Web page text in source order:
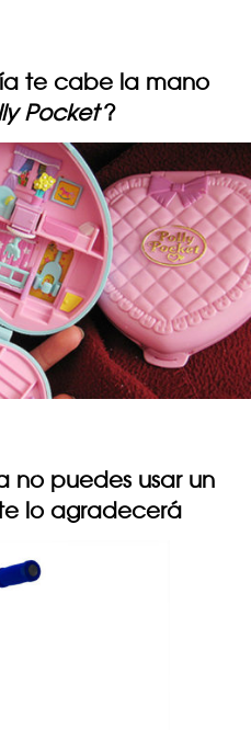
te cabe la mano
Pocket ?
no puedes usar un
lo agradecerá